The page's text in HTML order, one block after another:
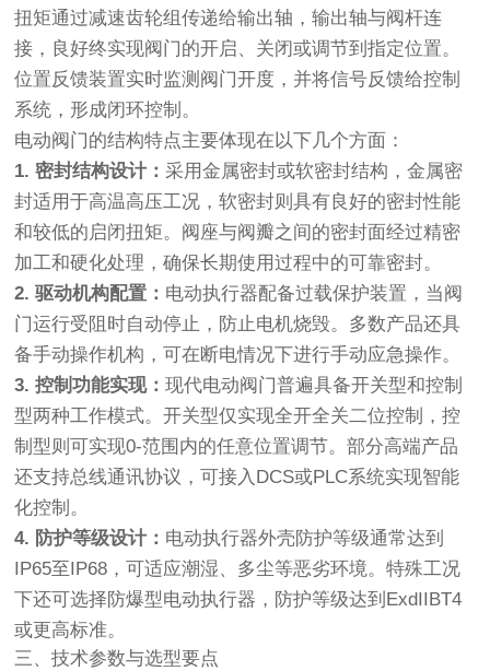
扭矩通过减速齿轮组传递给输出轴，输出轴与阀杆连
接，良好终实现阀门的开启、关闭或调节到指定位置。
位置反馈装置实时监测阀门开度，并将信号反馈给控制
系统，形成闭环控制。
电动阀门的结构特点主要体现在以下几个方面：
1. 密封结构设计： 采用金属密封或软密封结构，金属密
封适用于高温高压工况，软密封则具有良好的密封性能
和较低的启闭扭矩。阀座与阀瓣之间的密封面经过精密
加工和硬化处理，确保长期使用过程中的可靠密封。
2. 驱动机构配置： 电动执行器配备过载保护装置，当阀
门运行受阻时自动停止，防止电机烧毁。多数产品还具
备手动操作机构，可在断电情况下进行手动应急操作。
3. 控制功能实现：现代电动阀门普遍具备开关型和控制
型两种工作模式。开关型仅实现全开全关二位控制，控
制型则可实现0-范围内的任意位置调节。部分高端产品
还支持总线通讯协议，可接入DCS或PLC系统实现智能
化控制。
4. 防护等级设计： 电动执行器外壳防护等级通常达到
IP65至IP68，可适应潮湿、多尘等恶劣环境。特殊工况
下还可选择防爆型电动执行器，防护等级达到ExdIIBT4
或更高标准。
三、技术参数与选型要点